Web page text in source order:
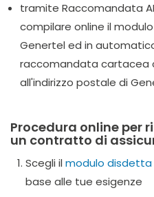
tramite Raccomandata
compilare online il
Genertel ed in
raccomandata cartacea
all'indirizzo postale di
Procedura online per
un contratto di
Scegli il modulo disdetta
base alle tue esigenze